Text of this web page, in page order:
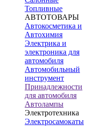
Топливные
АВТОТОВАРЫ
Автокосметика и
Автохимия
Электрика и
электроника для
автомобиля
Автомобильный
инструмент
Принадлежности
для автомобиля
Автолампы
Электротехника
Электросамокаты